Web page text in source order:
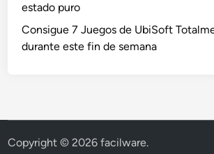
estado puro
Consigue 7 Juegos de UbiSoft
durante este fin de semana
Copyright © 2026facilware.